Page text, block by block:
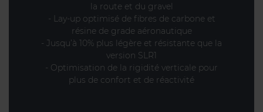
la route et du gravel
- Lay-up optimisé de fibres de carbone et
résine de grade aéronautique
- Jusqu’à 10% plus légère et résistante que la
version SLR1
- Optimisation de la rigidité verticale pour
plus de confort et de réactivité